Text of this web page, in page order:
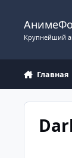
Крупнейший
Главная